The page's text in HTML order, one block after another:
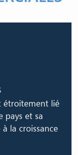
étroitement lié
pays et sa
la croissance